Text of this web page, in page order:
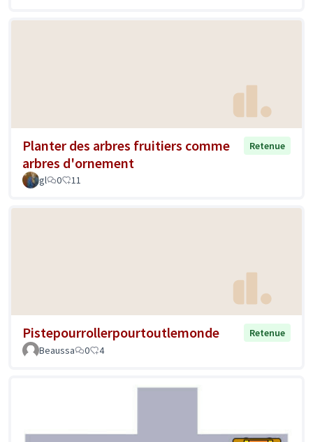
Planter des arbres fruitiers comme
arbres d'ornement
Retenue
gl 0 11
Pistepourrollerpourtoutlemonde
Retenue
Beaussa
0 4